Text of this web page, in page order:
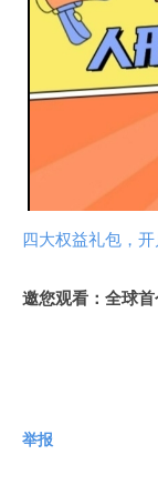
四大权益礼包，
邀您观看：全球首
举报